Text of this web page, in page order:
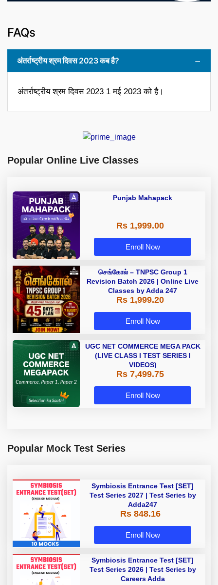
FAQs
अंतर्राष्ट्रीय श्रम दिवस 2023 कब है?
अंतर्राष्ट्रीय श्रम दिवस 2023 1 मई 2023 को है।
Popular Online Live Classes
Punjab Mahapack
Rs 1,999.00
Enroll Now
செங்கோல் – TNPSC Group 1
Revision Batch 2026 | Online Live
Classes by Adda 247
Rs 1,999.20
Enroll Now
UGC NET COMMERCE MEGA PACK
(LIVE CLASS I TEST SERIES I
VIDEOS)
Rs 7,499.75
Enroll Now
Popular Mock Test Series
Symbiosis Entrance Test [SET]
Test Series 2027 | Test Series by
Adda247
Rs 848.16
Enroll Now
Symbiosis Entrance Test [SET]
Test Series 2026 | Test Series by
Careers Adda